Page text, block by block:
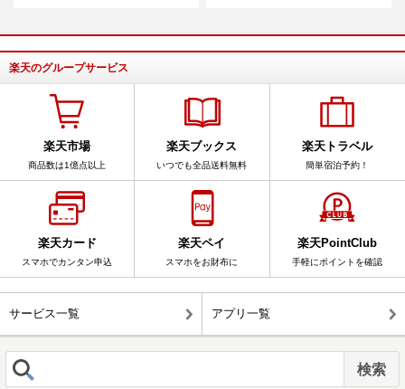
楽天のグループサービス
楽天市場
商品数は1億点以上
楽天ブックス
いつでも全品送料無料
楽天トラベル
簡単宿泊予約！
楽天カード
スマホでカンタン申込
楽天ペイ
スマホをお財布に
楽天PointClub
手軽にポイントを確認
サービス一覧 アプリ一覧